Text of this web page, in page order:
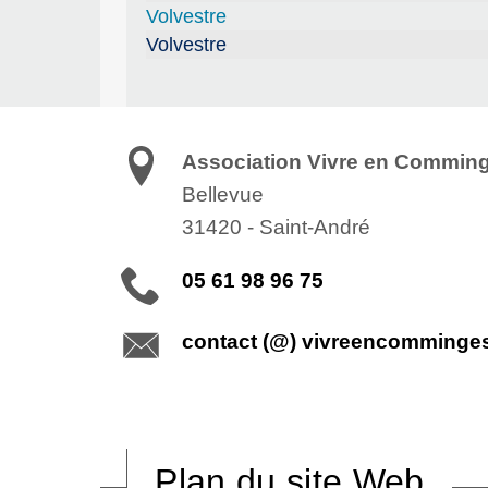
Volvestre
Volvestre
Association Vivre en
Bellevue
31420 - Saint-André
05 61 98 96 75
contact (@)